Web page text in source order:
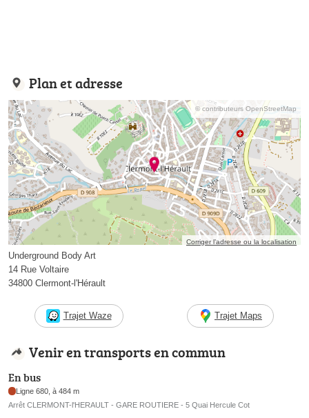
Plan et adresse
© contributeurs OpenStreetMap
Corriger l’adresse ou la localisation
Underground Body Art
14 Rue Voltaire
34800 Clermont-l'Hérault
Trajet Waze Trajet Maps
Venir en transports en commun
En bus
Ligne 680, à 484 m
Arrêt CLERMONT-l'HERAULT - GARE ROUTIERE - 5 Quai Hercule Cot